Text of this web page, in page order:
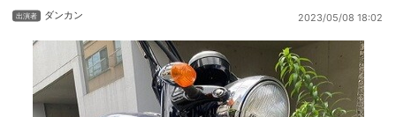
ダンカン 2023/05/08 18:02